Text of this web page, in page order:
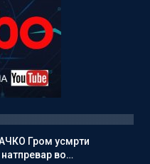
Гром усмрти
во…